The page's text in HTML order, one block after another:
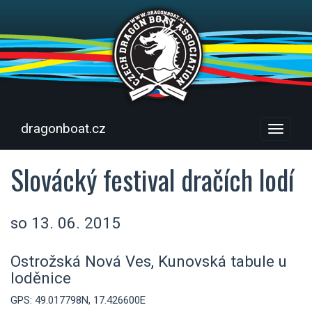
Menu
dragonboat.cz
Slovácký festival dračích lodí
so 13. 06. 2015
Ostrožská Nová Ves, Kunovská tabule u
loděnice
GPS: 49.017798N, 17.426600E